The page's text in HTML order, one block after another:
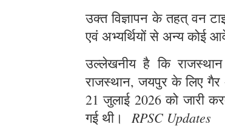
उक्त विज्ञापन के तहत् वन
एवं अभ्यर्थियों से अन्य कोई
उल्लेखनीय है कि राजस्थान
राजस्थान, जयपुर के लिए गैर
21 जुलाई 2026 को जारी
गई थी। RPSC Updates